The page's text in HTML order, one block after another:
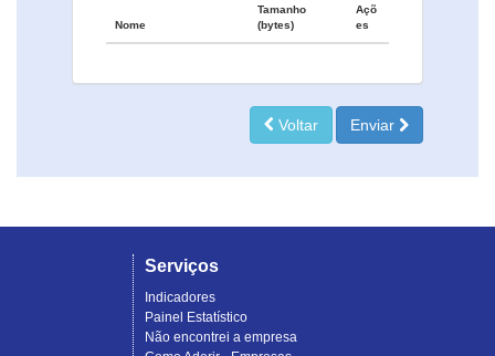
Nome
Tamanho
(bytes)
Açõ
es
Voltar Enviar
Serviços
Indicadores
Painel Estatístico
Não encontrei a empresa